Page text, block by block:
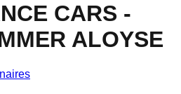
CARS -
ALOYSE